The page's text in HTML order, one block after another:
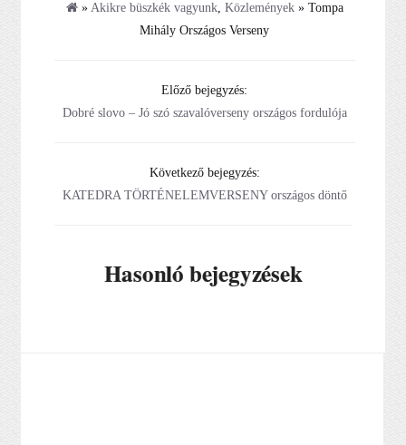
» Akikre büszkék vagyunk, Közlemények» Tompa
Mihály Országos Verseny
Előző bejegyzés:
Dobré slovo – Jó szó szavalóverseny országos fordulója
Következő bejegyzés:
KATEDRA TÖRTÉNELEMVERSENY országos döntő
Hasonló bejegyzések